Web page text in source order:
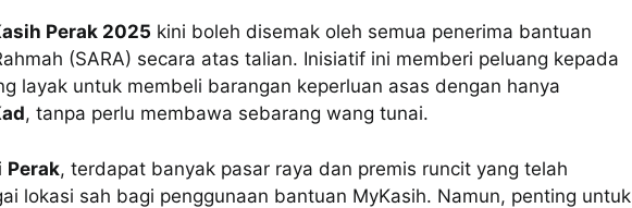
Perak 2025 kini boleh disemak oleh semua penerima bantuan
(SARA) secara atas talian. Inisiatif ini memberi peluang kepada
layak untuk membeli barangan keperluan asas dengan hanya
, tanpa perlu membawa sebarang wang tunai.
Perak, terdapat banyak pasar raya dan premis runcit yang telah
lokasi sah bagi penggunaan bantuan MyKasih. Namun, penting untuk